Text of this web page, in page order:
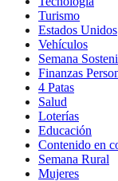
Turismo
Estados Unidos
Vehículos
Semana
Finanzas
4 Patas
Salud
Loterías
Educación
Contenido en
Semana Rural
Mujeres